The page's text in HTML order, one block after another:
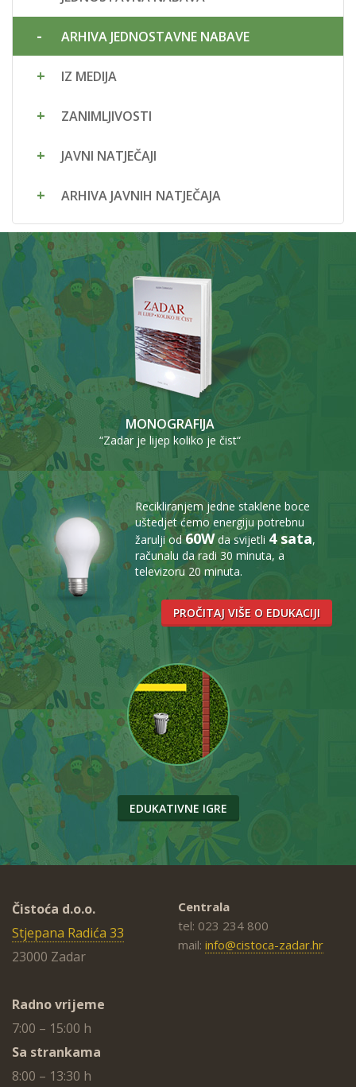
ARHIVA JEDNOSTAVNE NABAVE
IZ MEDIJA
ZANIMLJIVOSTI
JAVNI NATJEČAJI
ARHIVA JAVNIH NATJEČAJA
MONOGRAFIJA
“Zadar je lijep koliko je čist“
Recikliranjem jedne staklene boce
uštedjet ćemo energiju potrebnu
žarulji od60Wda svijetli 4 sata,
računalu da radi 30 minuta, a
televizoru 20 minuta.
PROČITAJ VIŠE O EDUKACIJI
EDUKATIVNE IGRE
Čistoća d.o.o.
Stjepana Radića 33
23000 Zadar
Radno vrijeme
7:00 – 15:00 h
Sa strankama
8:00 – 13:30 h
Centrala
tel: 023 234 800
mail: info@cistoca-zadar.hr